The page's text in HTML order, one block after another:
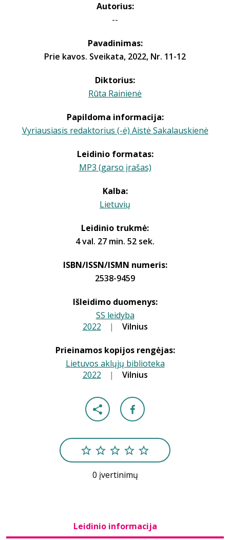
Autorius:
--
Pavadinimas:
Prie kavos. Sveikata, 2022, Nr. 11-12
Diktorius:
Rūta Rainienė
Papildoma informacija:
Vyriausiasis redaktorius (-ė) Aistė Sakalauskienė
Leidinio formatas:
MP3 (garso įrašas)
Kalba:
Lietuvių
Leidinio trukmė:
4 val. 27 min. 52 sek.
ISBN/ISSN/ISMN numeris:
2538-9459
Išleidimo duomenys:
SS leidyba
2022 | Vilnius
Prieinamos kopijos rengėjas:
Lietuvos aklųjų biblioteka
2022 | Vilnius
0 įvertinimų
Leidinio informacija